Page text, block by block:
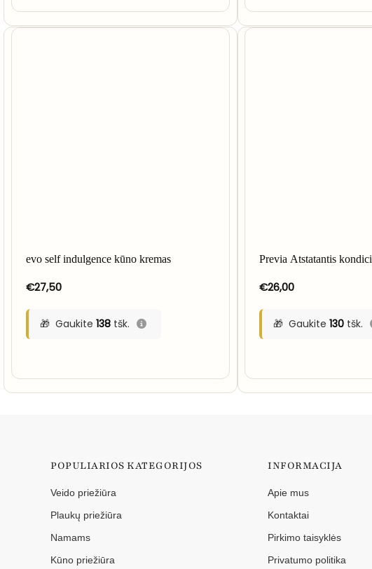
evo self indulgence kūno kremas
€27,50
Gaukite 138tšk.
Previa Atstatantis
€26,00
Gaukite130 tšk.
POPULIARIOS KATEGORIJOS
Veido priežiūra
Plaukų priežiūra
Namams
Kūno priežiūra
INFORMACIJA
Apie mus
Kontaktai
Pirkimo taisyklės
Privatumo politika